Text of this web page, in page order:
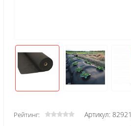
Рейтинг: Артикул: 82921